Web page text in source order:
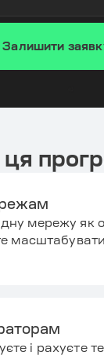
Залишити
мережу як
і рахуєте